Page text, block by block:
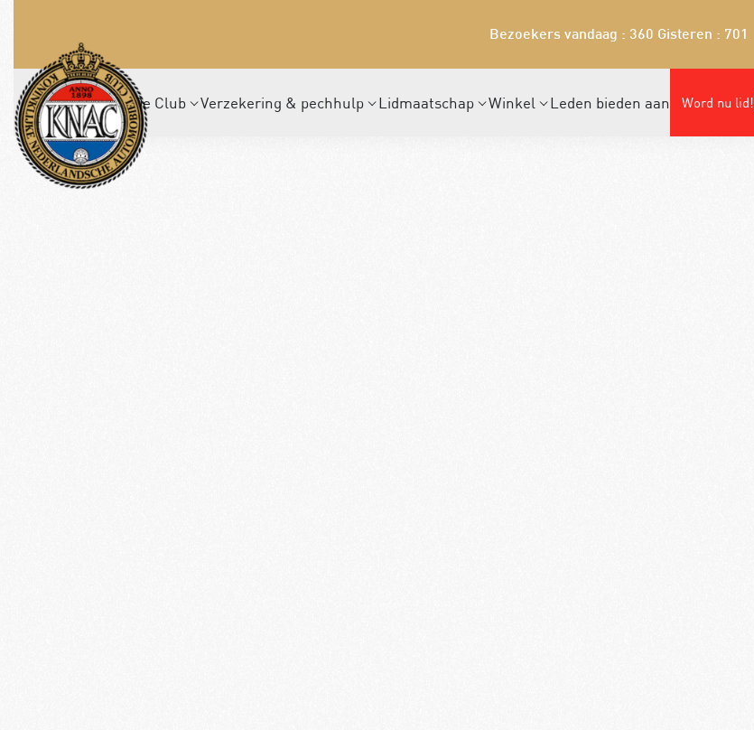
Bezoekers vandaag : 360 Gisteren : 701
De Club Verzekering & pechhulp Lidmaatschap Winkel Leden bieden aan Word nu lid!